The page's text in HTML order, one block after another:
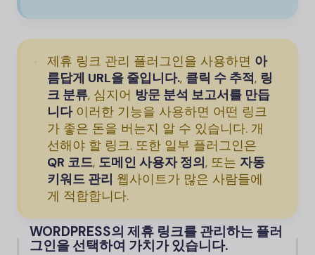
제휴 링크 관리 플러그인을 사용하면 아
름답게 URL을 줄입니다., 클릭 수 추적, 링
크 분류, 심지어 방문 분석 보고서를 만듭
니다이러한 기능을 사용하면 어떤 링크
가 좋은 돈을 버는지 알 수 있습니다. 개
선해야 할 링크. 또한 일부 플러그인은
QR 코드, 도메인 사용자 정의, 또는 자동
키워드 관리 웹사이트가 많은 사람들에
게 적합합니다.
WORDPRESS의 제휴 링크를 관리하는 플러
그인을 선택하여 가치가 있습니다.